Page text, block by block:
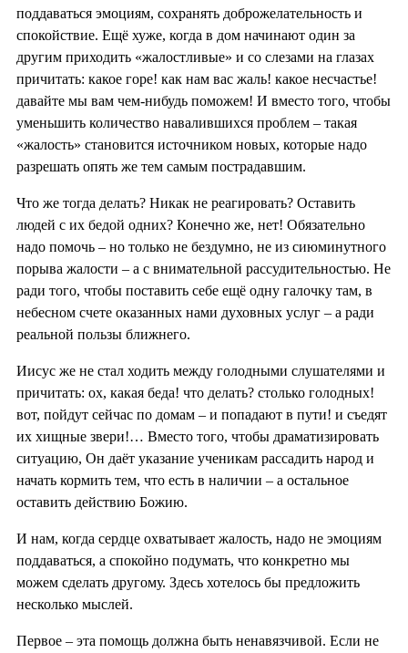
поддаваться эмоциям, сохранять доброжелательность и
спокойствие. Ещё хуже, когда в дом начинают один за
другим приходить «жалостливые» и со слезами на глазах
причитать: какое горе! как нам вас жаль! какое несчастье!
давайте мы вам чем-нибудь поможем! И вместо того, чтобы
уменьшить количество навалившихся проблем – такая
«жалость» становится источником новых, которые надо
разрешать опять же тем самым пострадавшим.
Что же тогда делать? Никак не реагировать? Оставить
людей с их бедой одних? Конечно же, нет! Обязательно
надо помочь – но только не бездумно, не из сиюминутного
порыва жалости – а с внимательной рассудительностью. Не
ради того, чтобы поставить себе ещё одну галочку там, в
небесном счете оказанных нами духовных услуг – а ради
реальной пользы ближнего.
Иисус же не стал ходить между голодными слушателями и
причитать: ох, какая беда! что делать? столько голодных!
вот, пойдут сейчас по домам – и попадают в пути! и съедят
их хищные звери!… Вместо того, чтобы драматизировать
ситуацию, Он даёт указание ученикам рассадить народ и
начать кормить тем, что есть в наличии – а остальное
оставить действию Божию.
И нам, когда сердце охватывает жалость, надо не эмоциям
поддаваться, а спокойно подумать, что конкретно мы
можем сделать другому. Здесь хотелось бы предложить
несколько мыслей.
Первое – эта помощь должна быть ненавязчивой. Если не